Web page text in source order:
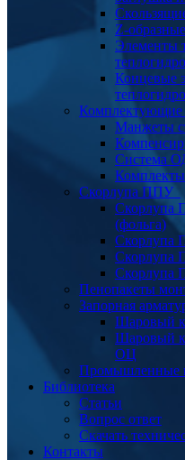
Z-
Элементы
Концевые
Комплектующие
Манжеты
Система
Комплекты
Скорлупа ППУ
Скорлупа
(фольга)
Скорлупа
Скорлупа
Скорлупа
Пенопакеты
Запорная
Шаровый
Шаровый
ОЦ
Промышленные
Библиотека
Статьи
Вопрос ответ
Скачать
Контакты